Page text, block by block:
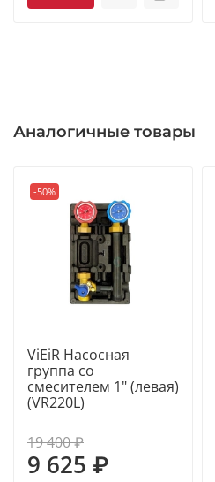
Аналогичные товары
-50%
ViEiR Насосная
группа со
смесителем 1" (левая)
(VR220L)
19 400 ₽
9 625 ₽